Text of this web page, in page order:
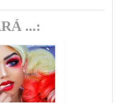
...: